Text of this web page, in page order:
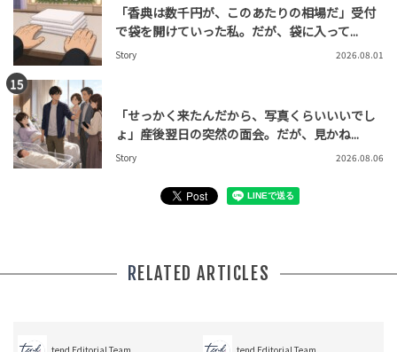
「香典は数千円が、このあたりの相場だ」受付
で袋を開けていった私。だが、袋に入って...
Story 2026.08.01
「せっかく来たんだから、写真くらいいいでし
ょ」産後翌日の突然の面会。だが、見かね...
Story 2026.08.06
RELATED ARTICLES